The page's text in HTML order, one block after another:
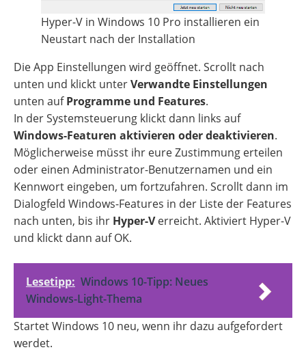
Hyper-V in Windows 10 Pro installieren ein
Neustart nach der Installation
Die App Einstellungen wird geöffnet. Scrollt nach
unten und klickt unterVerwandte Einstellungen
unten aufProgramme und Features.
In der Systemsteuerung klickt dann links auf
Windows-Featuren aktivieren oder deaktivieren.
Möglicherweise müsst ihr eure Zustimmung erteilen
oder einen Administrator-Benutzernamen und ein
Kennwort eingeben, um fortzufahren. Scrollt dann im
Dialogfeld Windows-Features in der Liste der Features
nach unten, bis ihr Hyper-Verreicht. Aktiviert Hyper-V
und klickt dann auf OK.
Lesetipp: Windows 10-Tipp: Neues
Windows-Light-Thema
Startet Windows 10 neu, wenn ihr dazu aufgefordert
werdet.